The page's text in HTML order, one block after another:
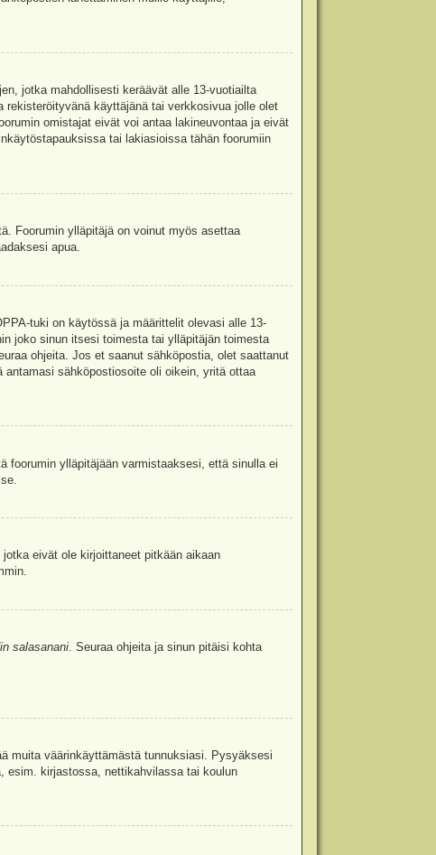
jotka mahdollisesti keräävät alle 13-vuotiailta
rekisteröityvänä käyttäjänä tai verkkosivua jolle olet
omistajat eivät voi antaa lakineuvontaa ja eivät
tai lakiasioissa tähän foorumiin
Foorumin ylläpitäjä on voinut myös asettaa
apua.
tuki on käytössä ja määrittelit olevasi alle 13-
joko sinun itsesi toimesta tai ylläpitäjän toimesta
ohjeita. Jos et saanut sähköpostia, olet saattanut
sähköpostiosoite oli oikein, yritä ottaa
foorumin ylläpitäjään varmistaaksesi, että sinulla ei
eivät ole kirjoittaneet pitkään aikaan
salasanani. Seuraa ohjeita ja sinun pitäisi kohta
muita väärinkäyttämästä tunnuksiasi. Pysyäksesi
esim. kirjastossa, nettikahvilassa tai koulun